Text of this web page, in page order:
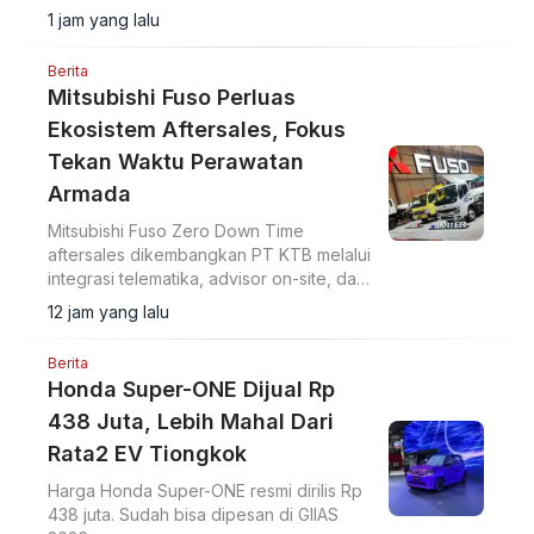
1 jam yang lalu
Berita
Mitsubishi Fuso Perluas
Ekosistem Aftersales, Fokus
Tekan Waktu Perawatan
Armada
Mitsubishi Fuso Zero Down Time
aftersales dikembangkan PT KTB melalui
integrasi telematika, advisor on-site, dan
perluasan jaringan servis untuk tekan
downtime armada niaga.
12 jam yang lalu
Berita
Honda Super-ONE Dijual Rp
438 Juta, Lebih Mahal Dari
Rata2 EV Tiongkok
Harga Honda Super-ONE resmi dirilis Rp
438 juta. Sudah bisa dipesan di GIIAS